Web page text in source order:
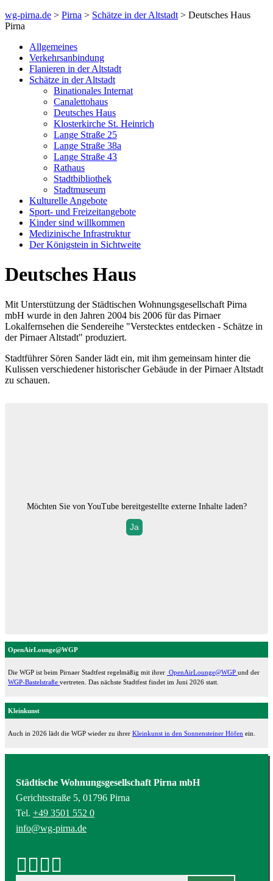
wg-pirna.de > Pirna > Schätze in der Altstadt > Deutsches Haus
Pirna
Allgemeines
Verkehrsanbindung
Flanieren in der Altstadt
Schätze in der Altstadt
Binationales Internat
Canalettohaus
Deutsches Haus
Klosterkirche St. Heinrich
Lange Straße 25
Lange Straße 38a
Lange Straße 43
Rathaus
Stadtbibliothek
Stadtmuseum
Kulturelle Angebote
Sport- und Freizeitangebote
Kinder sind willkommen
Medizinische Infrastruktur
Der Königstein in Sichtweite
Deutsches Haus
Mit Unterstützung der Städtischen Wohnungsgesellschaft Pirna
mbH wurde in den Jahren 2004 bis 2006 für das Pirnaer
Lokalfernsehen die Sendereihe "Verstecktes entdecken - Schätze in
der Pirnaer Altstadt" produziert.
Stadtführer Sören Sander lädt ein, mit ihm gemeinsam hinter die
Kulissen verschiedener historischer Gebäude in der Pirnaer Altstadt
zu schauen.
Möchten Sie von YouTubebereitgestellte externe Inhalte laden?
Ja
OpenAirLounge@WGP
Die WGP ist beim Pirnaer Stadtfest regelmäßig mit ihrer OpenAirLounge@WGP und der
WGP-Bastelstraße vertreten. Das nächste Stadtfest findet im Juni 2026 statt.
Kleinkunst
Auch in 2026 lädt die WGP wieder zu ihrer Kleinkunst in den Sonnensteiner Höfen ein.
Städtische Wohnungsgesellschaft Pirna mbH
Gerichtsstraße 5, 01796 Pirna
Tel. +49 3501 552 0
info@wg-pirna.de